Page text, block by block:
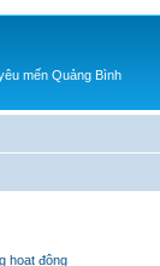
mến Quảng Bình
hoạt động